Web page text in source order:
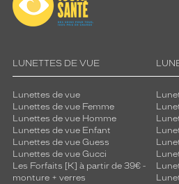
LUNETTES DE VUE
Lunettes de vue
Lunettes de vue Femme
Lunettes de vue Homme
Lunettes de vue Enfant
Lunettes de vue Guess
Lunettes de vue Gucci
Les Forfaits [K] à partir de 39€ -
monture + verres